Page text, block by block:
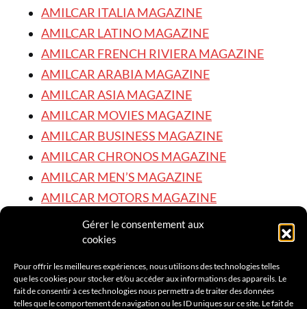
Gérer le consentement aux
cookies
Pour offrir les meilleures expériences, nous utilisons des technologies telles
que les cookies pour stocker et/ou accéder aux informations des appareils. Le
fait de consentir à ces technologies nous permettra de traiter des données
telles que le comportement de navigation ou les ID uniques sur ce site. Le fait de
AMILCAR ITALIA MAGAZINE
AMILCAR LATINO MAGAZINE
AMILCAR FRENCH RIVIERA MAGAZINE
AMILCAR ARABIA MAGAZINE
AMILCAR ASIA MAGAZINE
AMILCAR MOVIES MAGAZINE
AMILCAR BUSINESS MAGAZINE
AMILCAR CHRONOS MAGAZINE
AMILCAR MEN’S MAGAZINE
AMILCAR MOTORS MAGAZINE
AMILCAR STYLE & BEAUTY MAGAZINE
AMILCAR STYLE MAGAZINE
AMILCAR FASHION MAGAZINE
AMILCAR GOURMET MAGAZINE